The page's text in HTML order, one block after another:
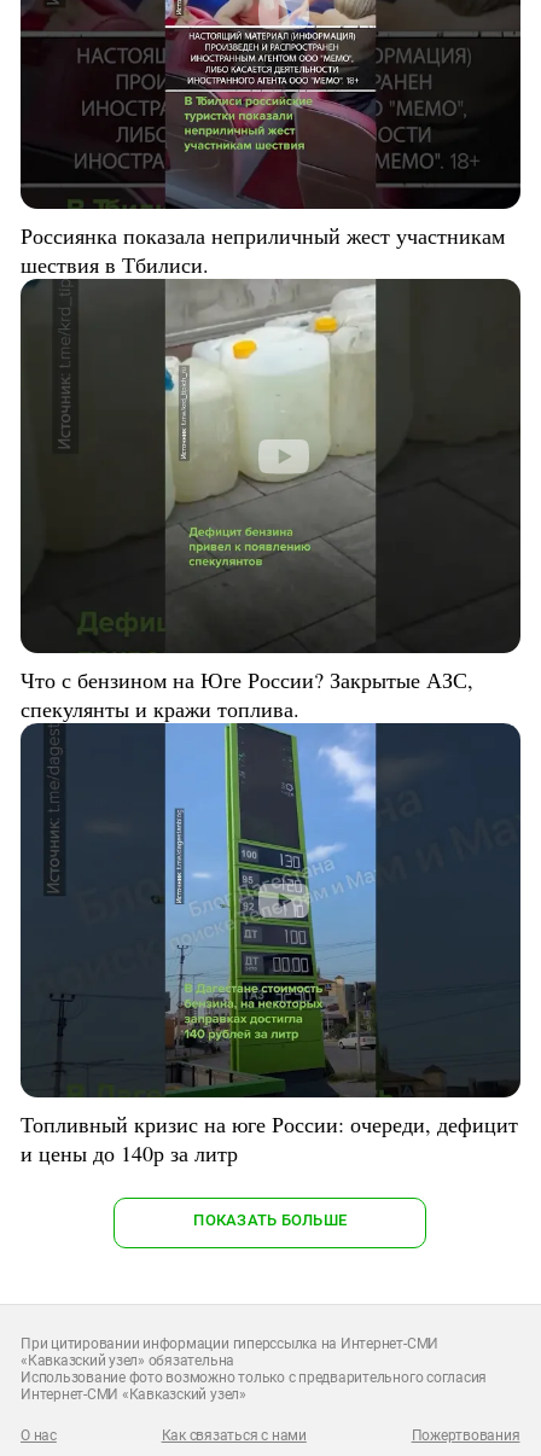
Россиянка показала неприличный жест участникам
шествия в Тбилиси.
Что с бензином на Юге России? Закрытые АЗС,
спекулянты и кражи топлива.
Топливный кризис на юге России: очереди, дефицит
и цены до 140р за литр
ПОКАЗАТЬ БОЛЬШЕ
При цитировании информации гиперссылка на Интернет-СМИ
«Кавказский узел» обязательна
Использование фото возможно только с предварительного согласия
Интернет-СМИ «Кавказский узел»
О нас Как связаться с нами Пожертвования